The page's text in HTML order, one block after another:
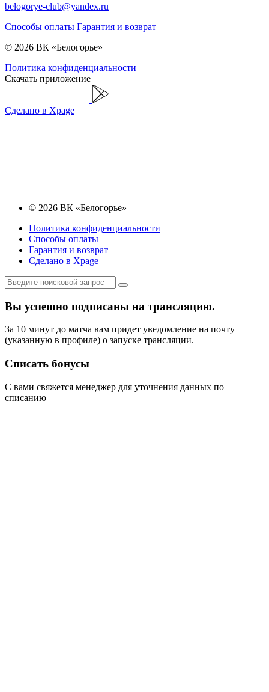
belogorye-club@yandex.ru
Способы оплаты Гарантия и возврат
© 2026 ВК «Белогорье»
Политика конфиденциальности
Скачать приложение
Сделано в Xpage
© 2026 ВК «Белогорье»
Политика конфиденциальности
Способы оплаты
Гарантия и возврат
Сделано в Xpage
Вы успешно подписаны на трансляцию.
За 10 минут до матча вам придет уведомление на почту
(указанную в профиле) о запуске трансляции.
Списать бонусы
С вами свяжется менеджер для уточнения данных по
списанию